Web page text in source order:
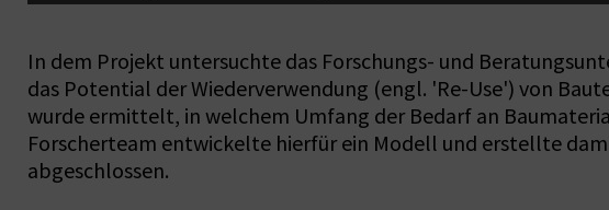
In dem Projekt untersuchte das Forschungs- und
das Potential der Wiederverwendung (engl. 'Re-Use') von
wurde ermittelt, in welchem Umfang der Bedarf an
Forscherteam entwickelte hierfür ein Modell und erstellte
abgeschlossen.